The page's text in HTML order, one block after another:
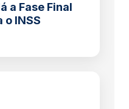
a Fase Final
o INSS